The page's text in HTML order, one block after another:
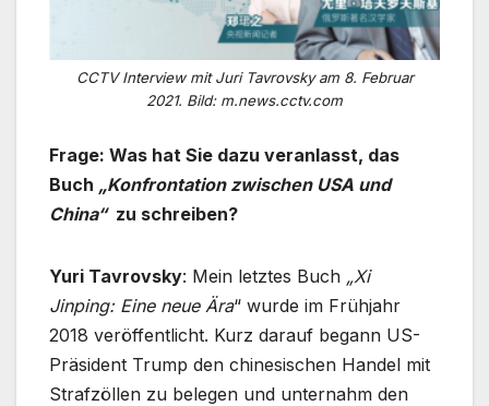
CCTV Interview mit Juri Tavrovsky am 8. Februar
2021. Bild: m.news.cctv.com
Frage: Was hat Sie dazu veranlasst, das
Buch „Konfrontation zwischen USA und
China“zu schreiben?
Yuri Tavrovsky: Mein letztes Buch „Xi
Jinping: Eine neue Ära“ wurde im Frühjahr
2018 veröffentlicht. Kurz darauf begann US-
Präsident Trump den chinesischen Handel mit
Strafzöllen zu belegen und unternahm den